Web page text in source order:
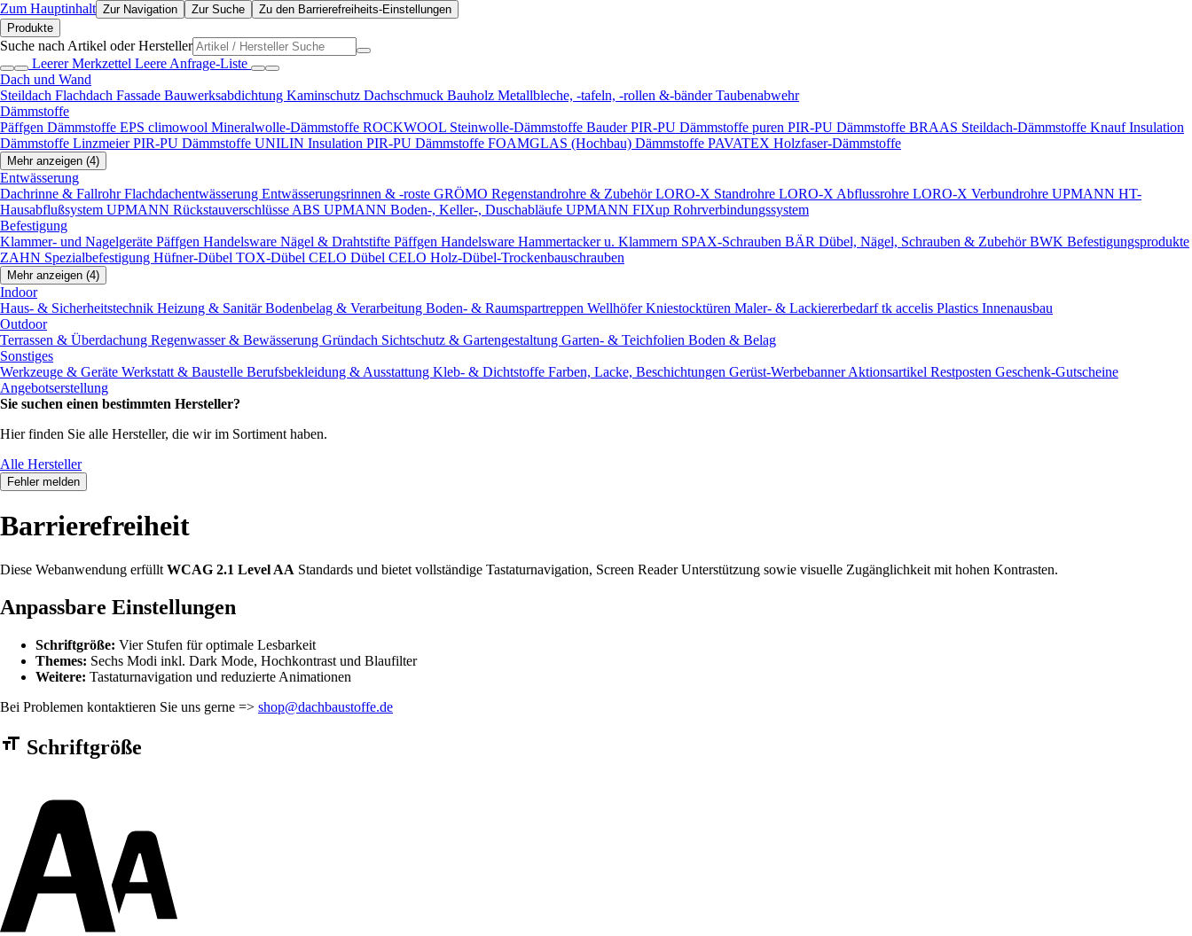
Zum Hauptinhalt Zur Navigation Zur Suche
Zu den Barrierefreiheits-Einstellungen
Produkte
Suche nach Artikel oder Hersteller
Leerer Merkzettel Leere Anfrage-Liste
Dach und Wand
Steildach Flachdach Fassade Bauwerksabdichtung Kaminschutz Dachschmuck Bauholz Metallbleche, -tafeln, -rollen &-bänderTaubenabwehr
Dämmstoffe
Päffgen Dämmstoffe EPS climowool Mineralwolle-Dämmstoffe ROCKWOOL Steinwolle-Dämmstoffe Bauder PIR-PU Dämmstoffe puren PIR-PU Dämmstoffe BRAAS Steildach-Dämmstoffe Knauf Insulation
Dämmstoffe Linzmeier PIR-PU Dämmstoffe UNILIN Insulation PIR-PU Dämmstoffe FOAMGLAS (Hochbau) Dämmstoffe PAVATEX Holzfaser-Dämmstoffe
Mehr anzeigen (4)
Entwässerung
Dachrinne & FallrohrFlachdachentwässerung Entwässerungsrinnen & -roste GRÖMO Regenstandrohre & ZubehörLORO-X Standrohre LORO-X Abflussrohre LORO-X Verbundrohre UPMANN HT-
Hausabflußsystem UPMANN Rückstauverschlüsse ABS UPMANN Boden-, Keller-, Duschabläufe UPMANN FIXup Rohrverbindungssystem
Befestigung
Klammer- und Nagelgeräte Päffgen Handelsware Nägel & Drahtstifte Päffgen Handelsware Hammertacker u. Klammern SPAX-Schrauben BÄR Dübel, Nägel, Schrauben & ZubehörBWK Befestigungsprodukte
ZAHN Spezialbefestigung Hüfner-Dübel TOX-Dübel CELO Dübel CELO Holz-Dübel-Trockenbauschrauben
Mehr anzeigen (4)
Indoor
Haus- & Sicherheitstechnik Heizung & SanitärBodenbelag & Verarbeitung Boden- & Raumspartreppen Wellhöfer Kniestocktüren Maler- & Lackiererbedarftk accelis Plastics Innenausbau
Outdoor
Terrassen & Überdachung Regenwasser & Bewässerung Gründach Sichtschutz & Gartengestaltung Garten- & Teichfolien Boden & Belag
Sonstiges
Werkzeuge & Geräte Werkstatt & Baustelle Berufsbekleidung & Ausstattung Kleb- & Dichtstoffe Farben, Lacke, Beschichtungen Gerüst-WerbebannerAktionsartikel Restposten Geschenk-Gutscheine
Angebotserstellung
Sie suchen einen bestimmten Hersteller?
Hier finden Sie alle Hersteller, die wir im Sortiment haben.
Alle Hersteller
Fehler melden
Barrierefreiheit
Diese Webanwendung erfüllt WCAG 2.1 Level AA Standards und bietet vollständige Tastaturnavigation, Screen Reader Unterstützung sowie visuelle Zugänglichkeit mit hohen Kontrasten.
Anpassbare Einstellungen
Schriftgröße: Vier Stufen für optimale Lesbarkeit
Themes: Sechs Modi inkl. Dark Mode, Hochkontrast und Blaufilter
Weitere: Tastaturnavigation und reduzierte Animationen
Bei Problemen kontaktieren Sie uns gerne => shop@dachbaustoffe.de
Barrierefreiheit Einstellungen Formular
Schriftgröße